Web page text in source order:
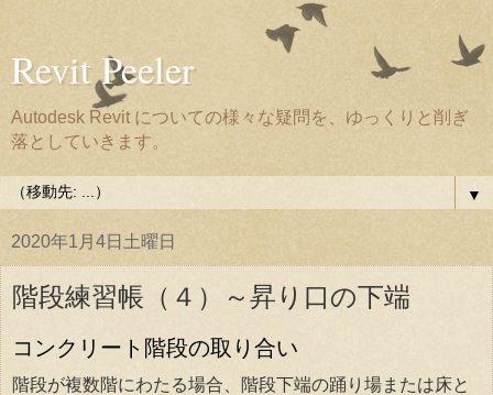
Revit Peeler
Autodesk Revit についての様々な疑問を、ゆっくりと削ぎ
落としていきます。
▼
2020年1月4日土曜日
階段練習帳（４）～昇り口の下端
コンクリート階段の取り合い
階段が複数階にわたる場合、階段下端の踊り場または床と